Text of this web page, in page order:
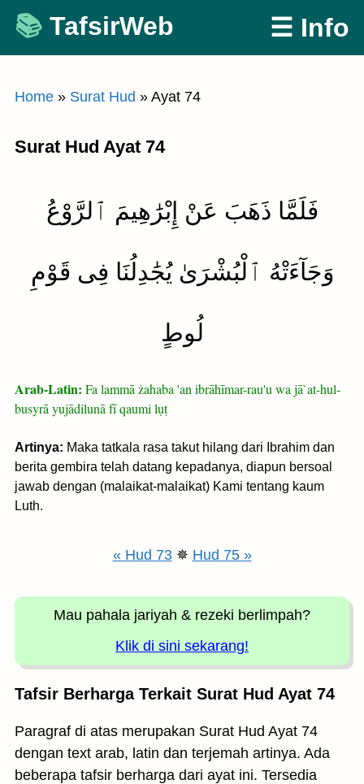
Skip
content
TafsirWeb ☰ Info
Home » Surat Hud » Ayat 74
Surat Hud Ayat 74
فَلَمَّا ذَهَبَ عَنْ إِبْرَٰهِيمَ ٱلرَّوْعُ
وَجَآءَتْهُ ٱلْبُشْرَىٰ يُجَٰدِلُنَا فِى قَوْمِ
لُوطٍ
Arab-Latin: Fa lammā żahaba 'an ibrāhīmar-rau'u wa jā`at-hul-
busyrā yujādilunā fī qaumi lụṭ
Artinya: Maka tatkala rasa takut hilang dari Ibrahim dan
berita gembira telah datang kepadanya, diapun bersoal
jawab dengan (malaikat-malaikat) Kami tentang kaum
Luth.
« Hud 73✵ Hud 75 »
Mau pahala jariyah & rezeki berlimpah?
Klik di sini sekarang!
Tafsir Berharga Terkait Surat Hud Ayat 74
Paragraf di atas merupakan Surat Hud Ayat 74
dengan text arab, latin dan terjemah artinya. Ada
beberapa tafsir berharga dari ayat ini. Tersedia